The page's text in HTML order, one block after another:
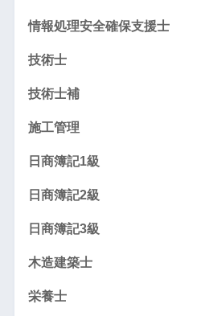
情報処理安全確保支援士
技術士
技術士補
施工管理
日商簿記1級
日商簿記2級
日商簿記3級
木造建築士
栄養士